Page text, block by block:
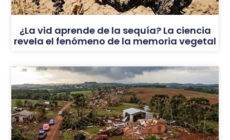
¿La vid aprende de la sequía? La ciencia
revela el fenómeno de la memoria vegetal